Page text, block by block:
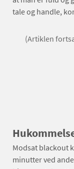
tale og handle,
(Artiklen
Modsat blackout
minutter ved